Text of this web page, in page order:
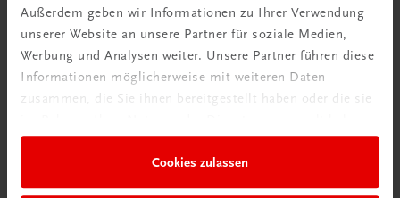
Außerdem geben wir Informationen zu Ihrer Verwendung
unserer Website an unsere Partner für soziale Medien,
Werbung und Analysen weiter. Unsere Partner führen diese
Informationen möglicherweise mit weiteren Daten
zusammen, die Sie ihnen bereitgestellt haben oder die sie
Cookies zulassen